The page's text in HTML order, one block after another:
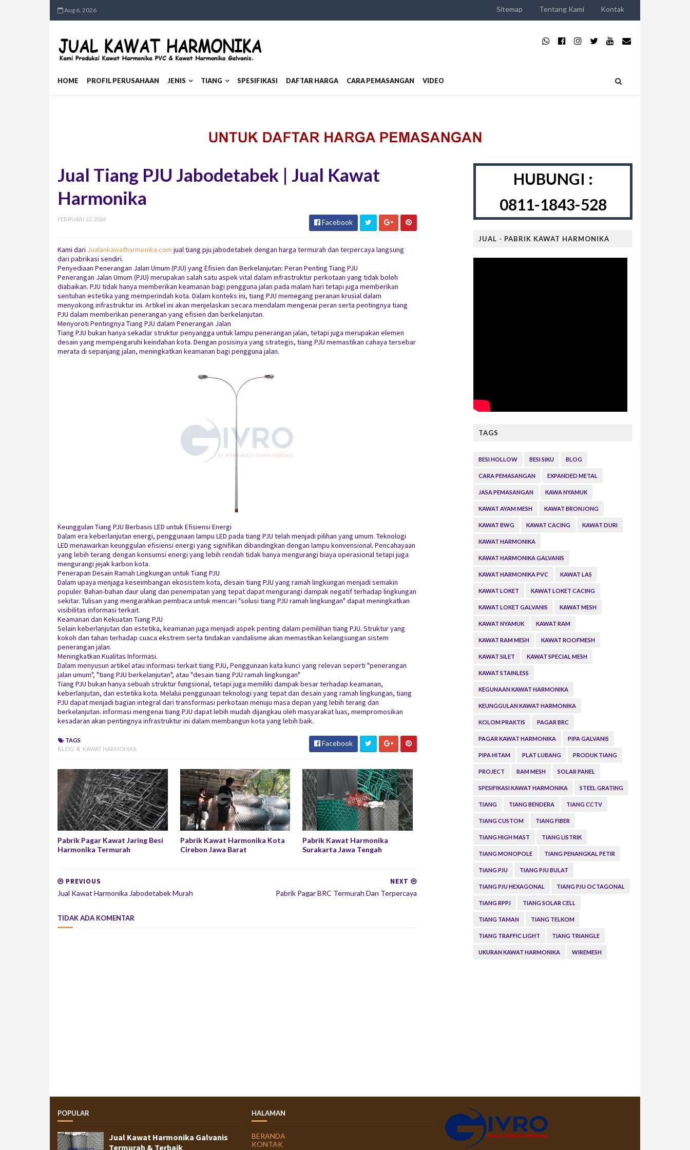
Aug 6, 2026 Sitemap Tentang Kami Kontak
HOME PROFIL PERUSAHAAN JENIS TIANG SPESIFIKASI DAFTAR HARGA CARA PEMASANGAN VIDEO
Jual Tiang PJU Jabodetabek | Jual Kawat
Harmonika
FEBRUARI 23, 2024 Facebook
Kami dari Jualankawatharmonika.com jual tiang pju jabodetabek dengan harga termurah dan terpercaya langsung
dari pabrikasi sendiri.
Penyediaan Penerangan Jalan Umum (PJU) yang Efisien dan Berkelanjutan: Peran Penting Tiang PJU
Penerangan Jalan Umum (PJU) merupakan salah satu aspek vital dalam infrastruktur perkotaan yang tidak boleh
diabaikan. PJU tidak hanya memberikan keamanan bagi pengguna jalan pada malam hari tetapi juga memberikan
sentuhan estetika yang memperindah kota. Dalam konteks ini, tiang PJU memegang peranan krusial dalam
menyokong infrastruktur ini. Artikel ini akan menjelaskan secara mendalam mengenai peran serta pentingnya tiang
PJU dalam memberikan penerangan yang efisien dan berkelanjutan.
Menyoroti Pentingnya Tiang PJU dalam Penerangan Jalan
Tiang PJU bukan hanya sekadar struktur penyangga untuk lampu penerangan jalan, tetapi juga merupakan elemen
desain yang mempengaruhi keindahan kota. Dengan posisinya yang strategis, tiang PJU memastikan cahaya tersebar
merata di sepanjang jalan, meningkatkan keamanan bagi pengguna jalan.
Keunggulan Tiang PJU Berbasis LED untuk Efisiensi Energi
Dalam era keberlanjutan energi, penggunaan lampu LED pada tiang PJU telah menjadi pilihan yang umum. Teknologi
LED menawarkan keunggulan efisiensi energi yang signifikan dibandingkan dengan lampu konvensional. Pencahayaan
yang lebih terang dengan konsumsi energi yang lebih rendah tidak hanya mengurangi biaya operasional tetapi juga
mengurangi jejak karbon kota.
Penerapan Desain Ramah Lingkungan untuk Tiang PJU
Dalam upaya menjaga keseimbangan ekosistem kota, desain tiang PJU yang ramah lingkungan menjadi semakin
populer. Bahan-bahan daur ulang dan penempatan yang tepat dapat mengurangi dampak negatif terhadap lingkungan
sekitar. Tulisan yang mengarahkan pembaca untuk mencari "solusi tiang PJU ramah lingkungan" dapat meningkatkan
visibilitas informasi terkait.
Keamanan dan Kekuatan Tiang PJU
Selain keberlanjutan dan estetika, keamanan juga menjadi aspek penting dalam pemilihan tiang PJU. Struktur yang
kokoh dan tahan terhadap cuaca ekstrem serta tindakan vandalisme akan memastikan kelangsungan sistem
penerangan jalan.
Meningkatkan Kualitas Informasi.
Dalam menyusun artikel atau informasi terkait tiang PJU, Penggunaan kata kunci yang relevan seperti "penerangan
jalan umum", "tiang PJU berkelanjutan", atau "desain tiang PJU ramah lingkungan"
Tiang PJU bukan hanya sebuah struktur fungsional, tetapi juga memiliki dampak besar terhadap keamanan,
keberlanjutan, dan estetika kota. Melalui penggunaan teknologi yang tepat dan desain yang ramah lingkungan, tiang
PJU dapat menjadi bagian integral dari transformasi perkotaan menuju masa depan yang lebih terang dan
berkelanjutan. informasi mengenai tiang PJU dapat lebih mudah dijangkau oleh masyarakat luas, mempromosikan
kesadaran akan pentingnya infrastruktur ini dalam membangun kota yang lebih baik.
TAGS
BLOG X KAWAT HARMONIKA
Facebook
Pabrik Pagar Kawat Jaring Besi
Harmonika Termurah
Pabrik Kawat Harmonika Kota
Cirebon Jawa Barat
Pabrik Kawat Harmonika
Surakarta Jawa Tengah
NEXT
Pabrik Pagar BRC Termurah Dan Terpercaya
PREVIOUS
Jual Kawat Harmonika Jabodetabek Murah
TIDAK ADA KOMENTAR
HUBUNGI :
0811-1843-528
JUAL - PABRIK KAWAT HARMONIKA
TAGS
BESI HOLLOW BESI SIKU BLOG
CARA PEMASANGAN EXPANDED METAL
JASA PEMASANGAN KAWA NYAMUK
KAWAT AYAM MESH KAWAT BRONJONG
KAWAT BWG KAWAT CACING KAWAT DURI
KAWAT HARMONIKA
KAWAT HARMONIKA GALVANIS
KAWAT HARMONIKA PVC KAWAT LAS
KAWAT LOKET KAWAT LOKET CACING
KAWAT LOKET GALVANIS KAWAT MESH
KAWAT NYAMUK KAWAT RAM
KAWAT RAM MESH KAWAT ROOFMESH
KAWAT SILET KAWAT SPECIAL MESH
KAWAT STAINLESS
KEGUNAAN KAWAT HARMONIKA
KEUNGGULAN KAWAT HARMONIKA
KOLOM PRAKTIS PAGAR BRC
PAGAR KAWAT HARMONIKA PIPA GALVANIS
PIPA HITAM PLAT LUBANG PRODUK TIANG
PROJECT RAM MESH SOLAR PANEL
SPESIFIKASI KAWAT HARMONIKA STEEL GRATING
TIANG TIANG BENDERA TIANG CCTV
TIANG CUSTOM TIANG FIBER
TIANG HIGH MAST TIANG LISTRIK
TIANG MONOPOLE TIANG PENANGKAL PETIR
TIANG PJU TIANG PJU BULAT
TIANG PJU HEXAGONAL TIANG PJU OCTAGONAL
TIANG RPPJ TIANG SOLAR CELL
TIANG TAMAN TIANG TELKOM
TIANG TRAFFIC LIGHT TIANG TRIANGLE
UKURAN KAWAT HARMONIKA WIREMESH
POPULAR
Jual Kawat Harmonika Galvanis
Termurah & Terbaik
HALAMAN
BERANDA
KONTAK